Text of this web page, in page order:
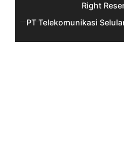
Right
PT Telekomunikasi